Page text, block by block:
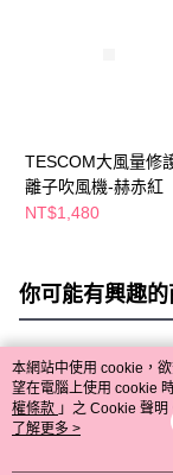
TESCOM大風量修
離子吹風機-赫赤紅
NT$1,480
你可能有興趣的
熱門標籤
本網站中使用 cookie，
望在電腦上使用 cookie
權條款 」之 Cookie 聲
用條款之 Cookie 聲明使
了解更多 >